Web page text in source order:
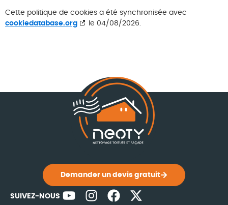
Cette politique de cookies a été synchronisée avec
cookiedatabase.org
le 04/08/2026.
Demander un devis gratuit
SUIVEZ-NOUS